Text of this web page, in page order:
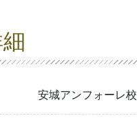
安城アンフォーレ校